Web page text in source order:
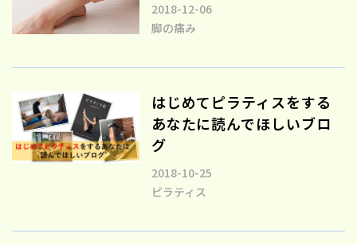
2018-12-06
脚の痛み
はじめてピラティスをする
あなたに読んでほしいブロ
グ
2018-10-25
ピラティス